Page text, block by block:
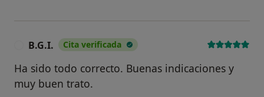
B.G.I. Cita verificada
Ha sido todo correcto. Buenas indicaciones y
muy buen trato.